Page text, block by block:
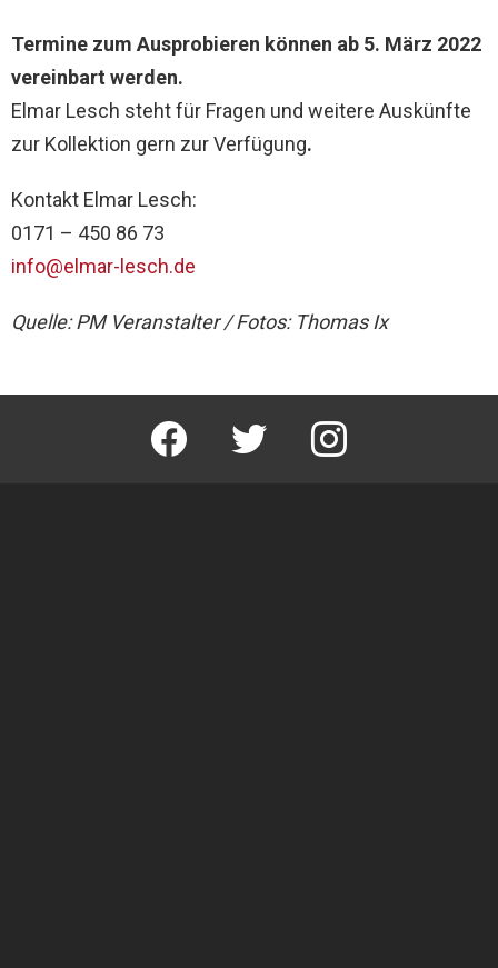
Termine zum Ausprobieren können ab 5. März 2022
vereinbart werden.
Elmar Lesch steht für Fragen und weitere Auskünfte
zur Kollektion gern zur Verfügung.
Kontakt Elmar Lesch:
0171 – 450 86 73
info@elmar-lesch.de
Quelle: PM Veranstalter / Fotos: Thomas Ix
facebook twitter instagram